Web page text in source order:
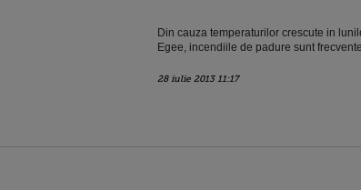
Din cauza temperaturilor crescute in
Egee, incendiile de padure sunt
28 iulie 2013 11:17